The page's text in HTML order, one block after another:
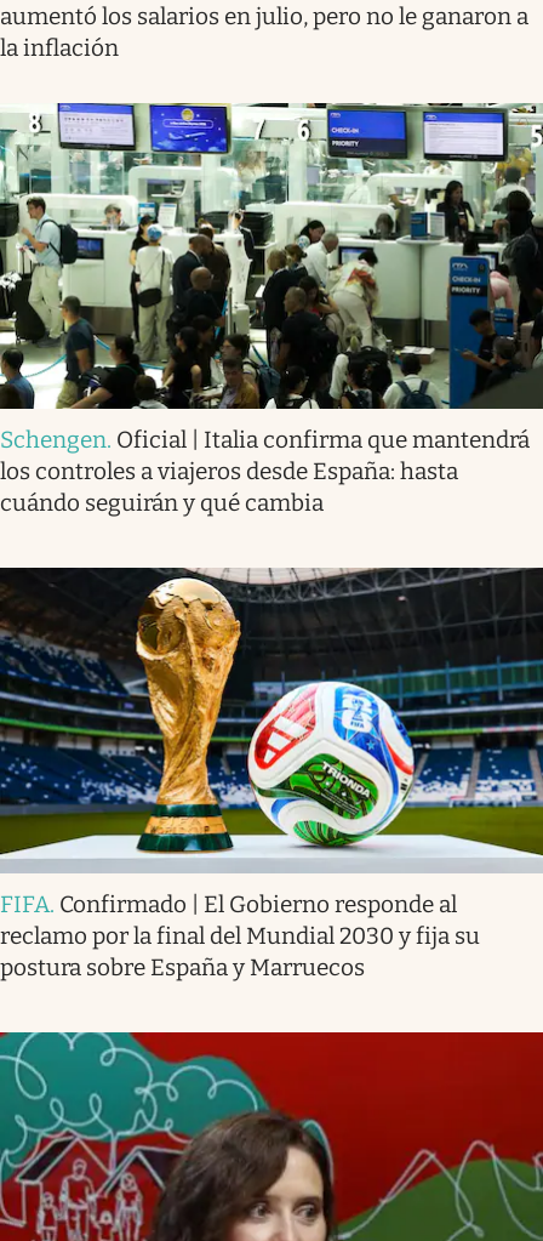
aumentó los salarios en julio, pero no le ganaron a
la inflación
Schengen. Oficial | Italia confirma que mantendrá
los controles a viajeros desde España: hasta
cuándo seguirán y qué cambia
FIFA. Confirmado | El Gobierno responde al
reclamo por la final del Mundial 2030 y fija su
postura sobre España y Marruecos